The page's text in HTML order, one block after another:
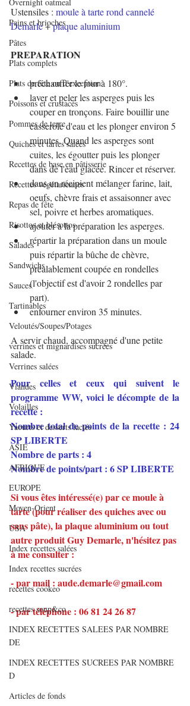
Pains et brioches
Pâtes
Plats complets
Plats de fête ou d'exception
Poissons et crustacés
Pommes de terre
Quiches et tartes salées
Recettes de base en pâtisserie
Recettes végétariennes
Repas de fête
Risottos et blésottos
Salades
Sandwichs
Sauces
Tartinables
Veloutés/Soupes/Potages
verrines et mignardises sucrées
Verrines salées
Viandes
Volailles
Yaourts et desserts lactés
ASIE
AFRIQUE
EUROPE
Moyen-Orient
USA
Index recettes salées
Index recettes sucrées
recettes cookeo
recettes soup&co
INDEX RECETTES SALEES PAR NOMBRE
DE
INDEX RECETTES SUCREES PAR NOMBRE
D
Articles de fonds
Ustensiles : moule à tarte rond cannelé
Demarle + plaque aluminium
PREPARATION
préchauffer le four à 180°.
laver et peler les asperges puis les
couper en tronçons. Faire bouillir une
casserole d'eau et les plonger environ 5
minutes. Quand les asperges sont
cuites, les égoutter puis les plonger
dans de l'eau glacée. Rincer et réserver.
dans un récipient mélanger farine, lait,
oeufs, chèvre frais et assaisonner avec
sel, poivre et herbes aromatiques.
ajouter à la préparation les asperges.
répartir la préparation dans un moule
puis répartir la bûche de chèvre,
préalablement coupée en rondelles
(l'objectif est d'avoir 2 rondelles par
part).
enfourner environ 35 minutes.
A servir chaud, accompagné d'une petite
salade.
Pour celles et ceux qui suivent le
programme WW, voici le décompte de la
recette :
Nombre total de points de la recette : 24
SP LIBERTE
Nombre de parts : 4
Nombre de points/part : 6 SP LIBERTE
Si vous êtes intéressé(e) par ce moule à
tarte (pour réaliser des quiches avec ou
sans pâte), la plaque aluminium ou tout
autre produit Guy Demarle, n'hésitez pas
à me consulter :
- par mail : aude.demarle@gmail.com
- par téléphone : 06 81 24 26 87